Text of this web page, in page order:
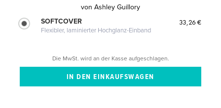
von Ashley Guillory
SOFTCOVER
Flexibler, laminierter Hochglanz-Einband
33,26 €
Die MwSt. wird an der Kasse aufgeschlagen.